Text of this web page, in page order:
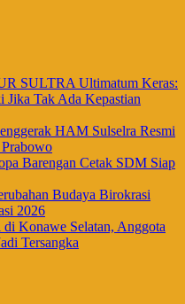
SULTRA Ultimatum Keras:
Jika Tak Ada Kepastian
HAM Sulselra Resmi
Barengan Cetak SDM Siap
Budaya Birokrasi
2026
Konawe Selatan, Anggota
Tersangka